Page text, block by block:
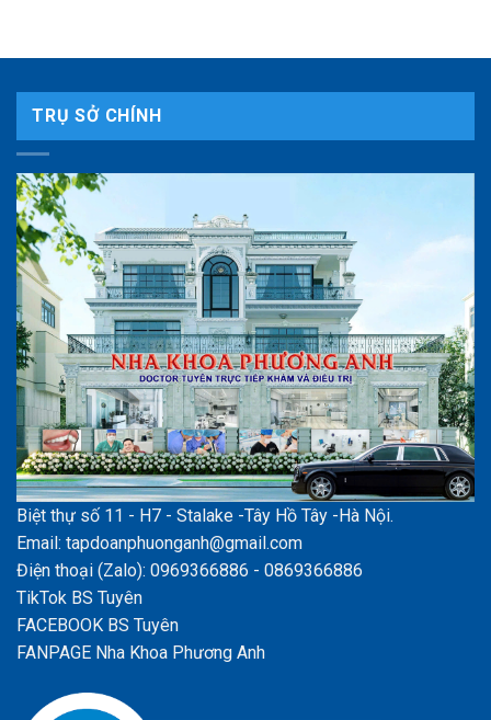
TRỤ SỞ CHÍNH
Biệt thự số 11 - H7 - Stalake -Tây Hồ Tây -Hà Nội.
Email: tapdoanphuonganh@gmail.com
Điện thoại (Zalo): 0969366886 - 0869366886
TikTok BS Tuyên
FACEBOOK BS Tuyên
FANPAGE Nha Khoa Phương Anh